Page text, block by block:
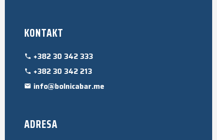
KONTAKT
+382 30 342 333
+382 30 342 213
info@bolnicabar.me
ADRESA